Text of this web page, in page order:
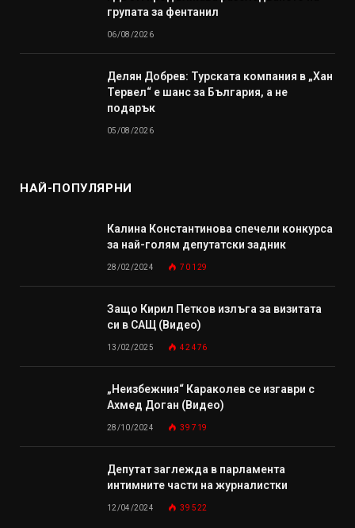
групата за фентанил
06/08/2026
Делян Добрев: Турската компания в „Хан
Тервел“ е шанс за България, а не
подарък
05/08/2026
НАЙ-ПОПУЛЯРНИ
Калина Константинова спечели конкурса
за най-голям депутатски задник
28/02/2024 70 129
Защо Кирил Петков излъга за визитата
си в САЩ (Видео)
13/02/2025 42 476
„Неизбежния“ Караколев се изгаври с
Ахмед Доган (Видео)
28/10/2024 39 719
Депутат заглежда в парламента
интимните части на журналистки
12/04/2024 39 522